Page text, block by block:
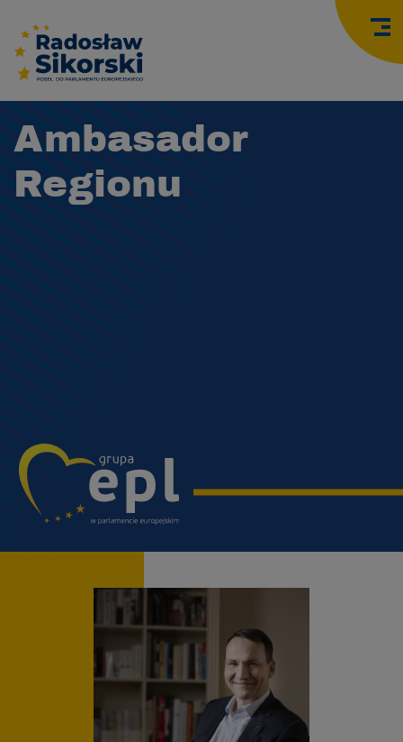
Ambasador
Regionu